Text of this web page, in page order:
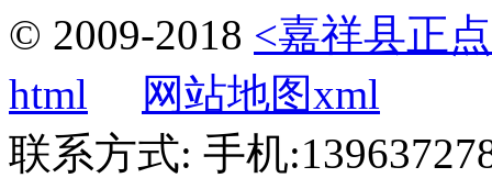
© 2009-2018 <嘉祥县正
html
网站地图xml
联系方式: 手机